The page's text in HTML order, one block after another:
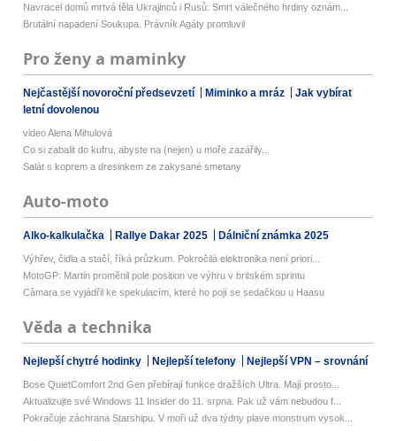
Navracel domů mrtvá těla Ukrajinců i Rusů: Smrt válečného hrdiny oznám...
Brutální napadení Soukupa. Právník Agáty promluvil
Pro ženy a maminky
Nejčastější novoroční předsevzetí Miminko a mráz
Jak vybírat
letní dovolenou
video Alena Mihulová
Co si zabalit do kufru, abyste na (nejen) u moře zazářily...
Salát s koprem a dresinkem ze zakysané smetany
Auto-moto
Alko-kalkulačka Rallye Dakar 2025 Dálniční známka 2025
Výhřev, čidla a stačí, říká průzkum. Pokročilá elektronika není priori...
MotoGP: Martin proměnil pole position ve výhru v britském sprintu
Câmara se vyjádřil ke spekulacím, které ho pojí se sedačkou u Haasu
Věda a technika
Nejlepší chytré hodinky Nejlepší telefony Nejlepší VPN – srovnání
Bose QuietComfort 2nd Gen přebírají funkce dražších Ultra. Mají prosto...
Aktualizujte své Windows 11 Insider do 11. srpna. Pak už vám nebudou f...
Pokračuje záchrana Starshipu. V moři už dva týdny plave monstrum vysok...